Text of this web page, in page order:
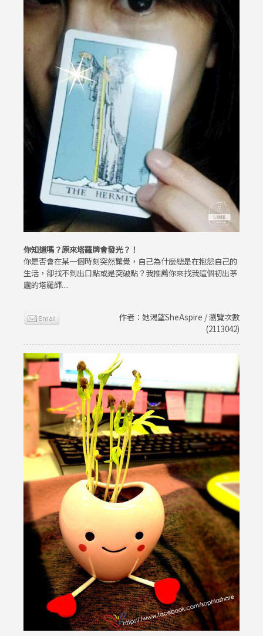
你知道嗎？原來塔羅牌會發光？！
你是否會在某一個時刻突然驚覺，自己為什麼總是在抱怨自己的
生活，卻找不到出口點或是突破點？我推薦你來找我這個初出茅
廬的塔羅師....
作者：她渴望SheAspire / 瀏覽次數
(2113042)